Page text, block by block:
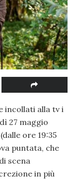
incollati alla tv i
27 maggio
ore 19:35
puntata, che
scena
in più